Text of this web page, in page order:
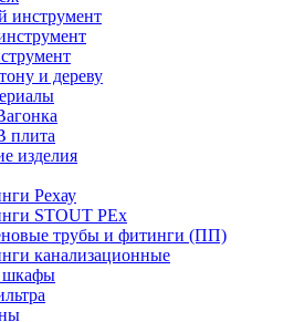
инструмент
и дереву
плита
изделия
Рехау
STOUT PEx
трубы и фитинги (ПП)
канализационные
шкафы